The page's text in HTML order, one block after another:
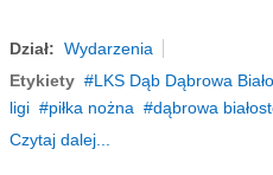
Dział: Wydarzenia
Etykiety
LKS Dąb Dąbrowa
ligi
piłka nożna dąbrowa
Czytaj dalej...